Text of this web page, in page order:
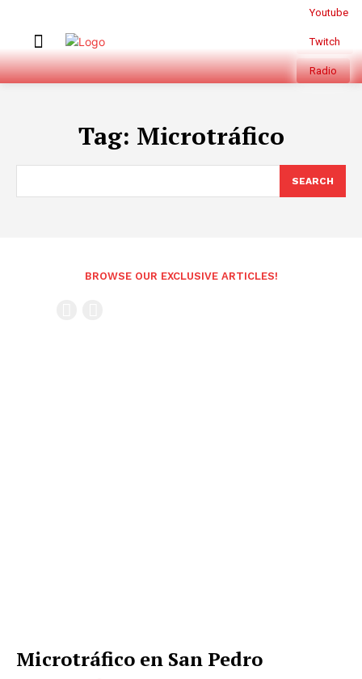
Youtube
Twitch
Radio
Tag: Microtráfico
SEARCH
BROWSE OUR EXCLUSIVE ARTICLES!
Microtráfico en San Pedro